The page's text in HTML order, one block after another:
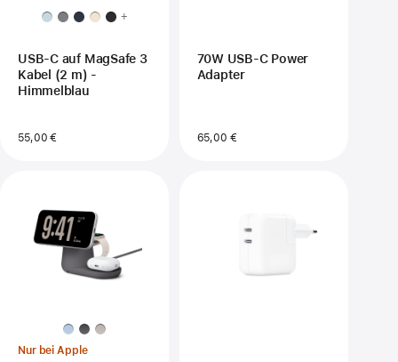
+
USB-C auf MagSafe 3
Kabel (2 m) -
Himmelblau
55,00 €
70W USB‑C Power
Adapter
65,00 €
Nur bei Apple